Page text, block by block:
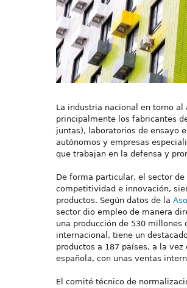
La industria nacional en torno
principalmente los fabricantes
juntas), laboratorios de ensayo
autónomos y empresas
que trabajan en la defensa y
De forma particular, el sector
competitividad e innovación,
productos. Según datos de la
sector dio empleo de manera
una producción de 530 millones
internacional, tiene un
productos a 187 países, a la
española, con unas ventas
El comité técnico de